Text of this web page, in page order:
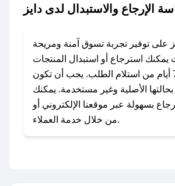
دايز؟
كوبونات وخصومات حصرية، قم بما
يلي:
- اضغط على أيقونة متابعة لمتجر دايز في تطبيق
صحصح.
- تابع حسابنا الرسمي على تويتر وقم بتفعيل زر
الإرجاع والاستبدال لدى دايز
على توفير تجربة تسوق آمنة ومريحة
يمكنك استرجاع أو استبدال المنتجات
مجانًا خلال 7 أيام من استلام الطلب. يجب أن تكون
الأصلية وغير مستخدمة. يمكنك
بسهولة عبر موقعنا الإلكتروني أو
من خلال خدمة العملاء.